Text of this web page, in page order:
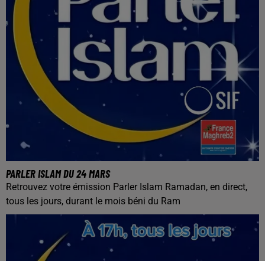
PARLER ISLAM DU 24 MARS
Retrouvez votre émission Parler Islam Ramadan, en direct,
tous les jours, durant le mois béni du Ram